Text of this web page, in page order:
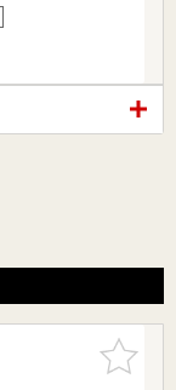
お気に入
りに追加